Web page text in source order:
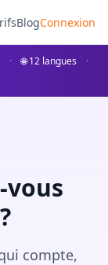
BlogConnexion
· 🌐 12 langues
·
vous
compte,
bei